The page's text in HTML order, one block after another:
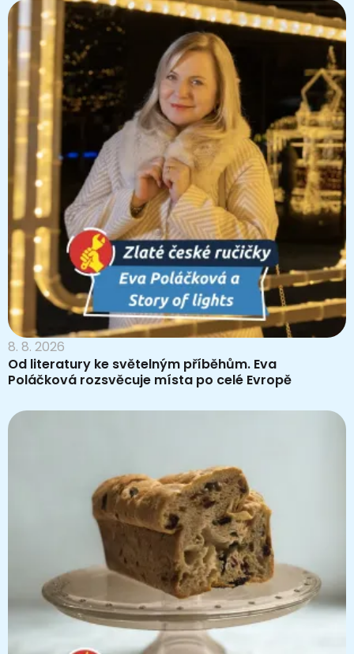
8. 8. 2026
Od literatury ke světelným příběhům. Eva
Poláčková rozsvěcuje místa po celé Evropě